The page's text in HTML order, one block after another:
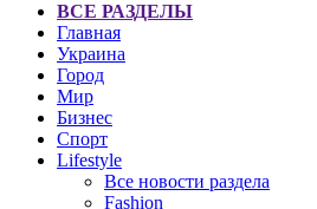
ВСЕ РАЗДЕЛЫ
Главная
Украина
Город
Мир
Бизнес
Спорт
Lifestyle
Все новости раздела
Fashion